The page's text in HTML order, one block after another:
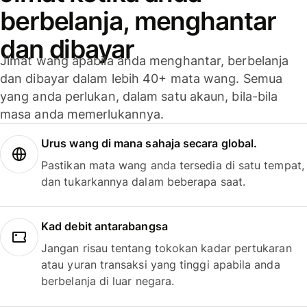
berbelanja, menghantar
dan dibayar
Jimat wang apabila anda menghantar, berbelanja
dan dibayar dalam lebih 40+ mata wang. Semua
yang anda perlukan, dalam satu akaun, bila-bila
masa anda memerlukannya.
Urus wang di mana sahaja secara global.
Pastikan mata wang anda tersedia di satu tempat,
dan tukarkannya dalam beberapa saat.
Kad debit antarabangsa
Jangan risau tentang tokokan kadar pertukaran
atau yuran transaksi yang tinggi apabila anda
berbelanja di luar negara.